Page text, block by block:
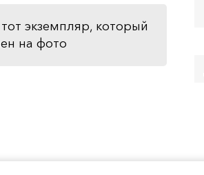
экземпляр, который
на фото